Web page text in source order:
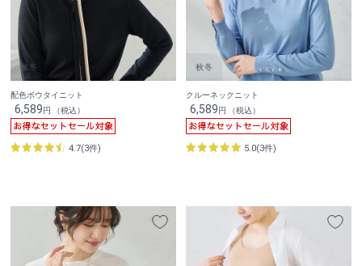
配色ボウタイニット
6,589円 （税込）
4.7(3件)
クルーネックニット
6,589円 （税込）
5.0(3件)